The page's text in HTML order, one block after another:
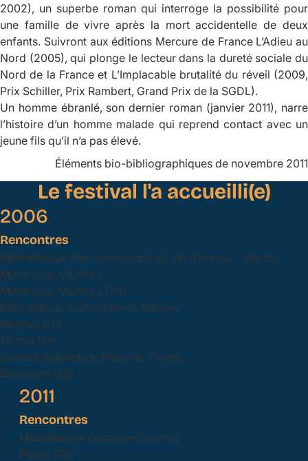
2002), un superbe roman qui interroge la possibilité pour
une famille de vivre après la mort accidentelle de deux
enfants. Suivront aux éditions Mercure de France L’Adieu au
Nord (2005), qui plonge le lecteur dans la dureté sociale du
Nord de la France et L’Implacable brutalité du réveil (2009,
Prix Schiller, Prix Rambert, Grand Prix de la SGDL).
Un homme ébranlé, son dernier roman (janvier 2011), narre
l’histoire d’un homme malade qui reprend contact avec un
jeune fils qu’il n’a pas élevé.
Éléments bio-bibliographiques de novembre 2011
Le festival l'a accueilli(e)
2006
Rencontres
Médiathèque intercommunale du Val d'Amour - site de
Mont-sous-Vaudrey
Mont-sous-Vaudrey (39)
Bibliothèque municipale de Melisey
Melisey (70)
Temps fort
Conseil régional de Franche-Comté
Besançon (25)
2011
Rencontres
Médiathèque Gustave-Courtois
Pusey (70)